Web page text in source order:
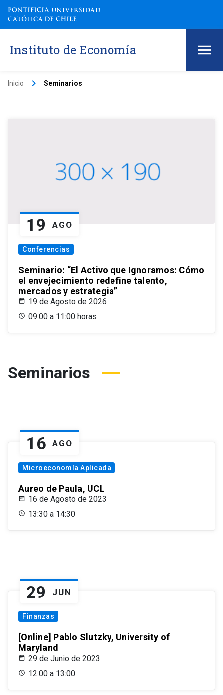
Instituto de Economía
Inicio keyboard_arrow_right Seminarios
19 AGO
Conferencias
Seminario: “El Activo que Ignoramos: Cómo
el envejecimiento redefine talento,
mercados y estrategia”
19 de Agosto de 2026
09:00 a 11:00 horas
Seminarios
16 AGO
Microeconomía Aplicada
Aureo de Paula, UCL
16 de Agosto de 2023
13:30 a 14:30
29 JUN
Finanzas
[Online] Pablo Slutzky, University of
Maryland
29 de Junio de 2023
12:00 a 13:00